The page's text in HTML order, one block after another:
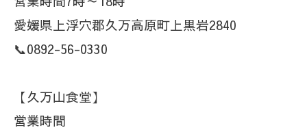
愛媛県上浮穴郡久万高原町上黒岩2840
📞0892-56-0330
【久万山食堂】
営業時間